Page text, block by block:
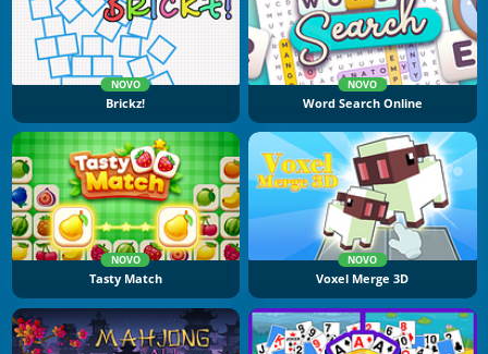
NOVO
Brickz!
NOVO
Word Search Online
NOVO
Tasty Match
NOVO
Voxel Merge 3D